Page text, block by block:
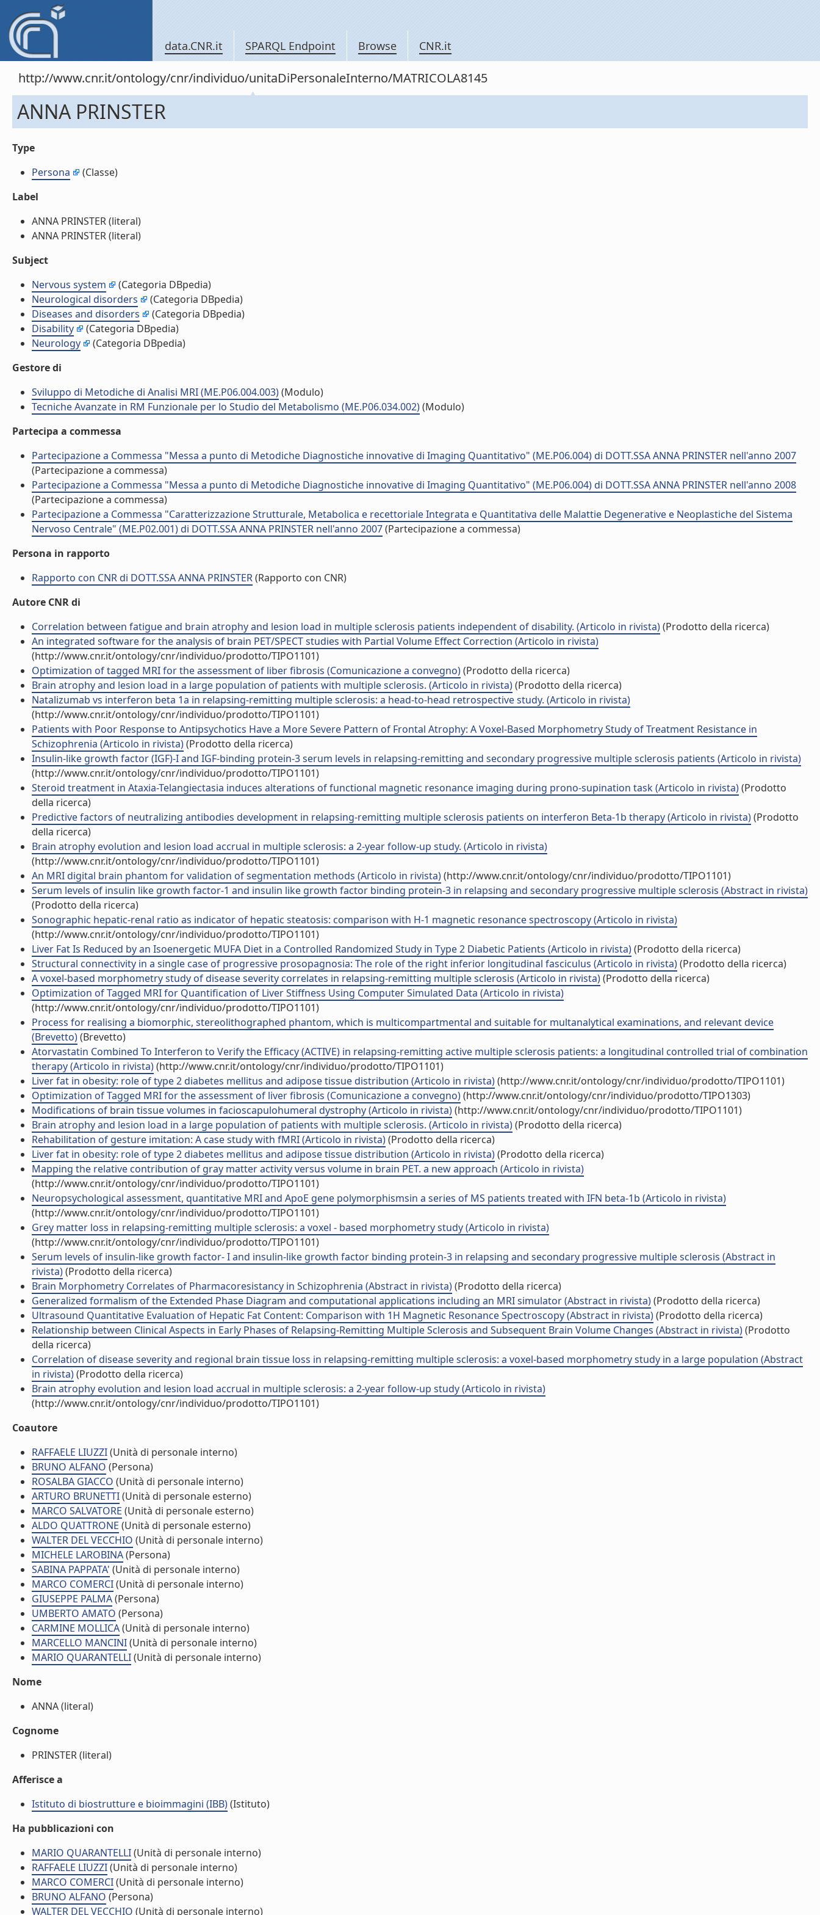
data.CNR.it SPARQL Endpoint Browse CNR.it
http://www.cnr.it/ontology/cnr/individuo/unitaDiPersonaleInterno/MATRICOLA8145
ANNA PRINSTER
Type
Persona
(Classe)
Label
ANNA PRINSTER (literal)
ANNA PRINSTER (literal)
Subject
Nervous system
(Categoria DBpedia)
Neurological disorders
(Categoria DBpedia)
Diseases and disorders
(Categoria DBpedia)
Disability
(Categoria DBpedia)
Neurology
(Categoria DBpedia)
Gestore di
Sviluppo di Metodiche di Analisi MRI (ME.P06.004.003)(Modulo)
Tecniche Avanzate in RM Funzionale per lo Studio del Metabolismo (ME.P06.034.002)(Modulo)
Partecipa a commessa
Partecipazione a Commessa "Messa a punto di Metodiche Diagnostiche innovative di Imaging Quantitativo" (ME.P06.004) di DOTT.SSA ANNA PRINSTER nell'anno 2007
(Partecipazione a commessa)
Partecipazione a Commessa "Messa a punto di Metodiche Diagnostiche innovative di Imaging Quantitativo" (ME.P06.004) di DOTT.SSA ANNA PRINSTER nell'anno 2008
(Partecipazione a commessa)
Partecipazione a Commessa "Caratterizzazione Strutturale, Metabolica e recettoriale Integrata e Quantitativa delle Malattie Degenerative e Neoplastiche del Sistema
Nervoso Centrale" (ME.P02.001) di DOTT.SSA ANNA PRINSTER nell'anno 2007(Partecipazione a commessa)
Persona in rapporto
Rapporto con CNR di DOTT.SSA ANNA PRINSTER(Rapporto con CNR)
Autore CNR di
Correlation between fatigue and brain atrophy and lesion load in multiple sclerosis patients independent of disability. (Articolo in rivista)(Prodotto della ricerca)
An integrated software for the analysis of brain PET/SPECT studies with Partial Volume Effect Correction (Articolo in rivista)
(http://www.cnr.it/ontology/cnr/individuo/prodotto/TIPO1101)
Optimization of tagged MRI for the assessment of liber fibrosis (Comunicazione a convegno)(Prodotto della ricerca)
Brain atrophy and lesion load in a large population of patients with multiple sclerosis. (Articolo in rivista)(Prodotto della ricerca)
Natalizumab vs interferon beta 1a in relapsing-remitting multiple sclerosis: a head-to-head retrospective study. (Articolo in rivista)
(http://www.cnr.it/ontology/cnr/individuo/prodotto/TIPO1101)
Patients with Poor Response to Antipsychotics Have a More Severe Pattern of Frontal Atrophy: A Voxel-Based Morphometry Study of Treatment Resistance in
Schizophrenia (Articolo in rivista)(Prodotto della ricerca)
Insulin-like growth factor (IGF)-I and IGF-binding protein-3 serum levels in relapsing-remitting and secondary progressive multiple sclerosis patients (Articolo in rivista)
(http://www.cnr.it/ontology/cnr/individuo/prodotto/TIPO1101)
Steroid treatment in Ataxia-Telangiectasia induces alterations of functional magnetic resonance imaging during prono-supination task (Articolo in rivista)(Prodotto
della ricerca)
Predictive factors of neutralizing antibodies development in relapsing-remitting multiple sclerosis patients on interferon Beta-1b therapy (Articolo in rivista)(Prodotto
della ricerca)
Brain atrophy evolution and lesion load accrual in multiple sclerosis: a 2-year follow-up study. (Articolo in rivista)
(http://www.cnr.it/ontology/cnr/individuo/prodotto/TIPO1101)
An MRI digital brain phantom for validation of segmentation methods (Articolo in rivista)(http://www.cnr.it/ontology/cnr/individuo/prodotto/TIPO1101)
Serum levels of insulin like growth factor-1 and insulin like growth factor binding protein-3 in relapsing and secondary progressive multiple sclerosis (Abstract in rivista)
(Prodotto della ricerca)
Sonographic hepatic-renal ratio as indicator of hepatic steatosis: comparison with H-1 magnetic resonance spectroscopy (Articolo in rivista)
(http://www.cnr.it/ontology/cnr/individuo/prodotto/TIPO1101)
Liver Fat Is Reduced by an Isoenergetic MUFA Diet in a Controlled Randomized Study in Type 2 Diabetic Patients (Articolo in rivista)(Prodotto della ricerca)
Structural connectivity in a single case of progressive prosopagnosia: The role of the right inferior longitudinal fasciculus (Articolo in rivista)(Prodotto della ricerca)
A voxel-based morphometry study of disease severity correlates in relapsing-remitting multiple sclerosis (Articolo in rivista)(Prodotto della ricerca)
Optimization of Tagged MRI for Quantification of Liver Stiffness Using Computer Simulated Data (Articolo in rivista)
(http://www.cnr.it/ontology/cnr/individuo/prodotto/TIPO1101)
Process for realising a biomorphic, stereolithographed phantom, which is multicompartmental and suitable for multanalytical examinations, and relevant device
(Brevetto)(Brevetto)
Atorvastatin Combined To Interferon to Verify the Efficacy (ACTIVE) in relapsing-remitting active multiple sclerosis patients: a longitudinal controlled trial of combination
therapy (Articolo in rivista)(http://www.cnr.it/ontology/cnr/individuo/prodotto/TIPO1101)
Liver fat in obesity: role of type 2 diabetes mellitus and adipose tissue distribution (Articolo in rivista)(http://www.cnr.it/ontology/cnr/individuo/prodotto/TIPO1101)
Optimization of Tagged MRI for the assessment of liver fibrosis (Comunicazione a convegno)(http://www.cnr.it/ontology/cnr/individuo/prodotto/TIPO1303)
Modifications of brain tissue volumes in facioscapulohumeral dystrophy (Articolo in rivista)(http://www.cnr.it/ontology/cnr/individuo/prodotto/TIPO1101)
Brain atrophy and lesion load in a large population of patients with multiple sclerosis. (Articolo in rivista)(Prodotto della ricerca)
Rehabilitation of gesture imitation: A case study with fMRI (Articolo in rivista)(Prodotto della ricerca)
Liver fat in obesity: role of type 2 diabetes mellitus and adipose tissue distribution (Articolo in rivista)(Prodotto della ricerca)
Mapping the relative contribution of gray matter activity versus volume in brain PET. a new approach (Articolo in rivista)
(http://www.cnr.it/ontology/cnr/individuo/prodotto/TIPO1101)
Neuropsychological assessment, quantitative MRI and ApoE gene polymorphismsin a series of MS patients treated with IFN beta-1b (Articolo in rivista)
(http://www.cnr.it/ontology/cnr/individuo/prodotto/TIPO1101)
Grey matter loss in relapsing-remitting multiple sclerosis: a voxel - based morphometry study (Articolo in rivista)
(http://www.cnr.it/ontology/cnr/individuo/prodotto/TIPO1101)
Serum levels of insulin-like growth factor- I and insulin-like growth factor binding protein-3 in relapsing and secondary progressive multiple sclerosis (Abstract in
rivista)(Prodotto della ricerca)
Brain Morphometry Correlates of Pharmacoresistancy in Schizophrenia (Abstract in rivista)(Prodotto della ricerca)
Generalized formalism of the Extended Phase Diagram and computational applications including an MRI simulator (Abstract in rivista)(Prodotto della ricerca)
Ultrasound Quantitative Evaluation of Hepatic Fat Content: Comparison with 1H Magnetic Resonance Spectroscopy (Abstract in rivista)(Prodotto della ricerca)
Relationship between Clinical Aspects in Early Phases of Relapsing-Remitting Multiple Sclerosis and Subsequent Brain Volume Changes (Abstract in rivista)(Prodotto
della ricerca)
Correlation of disease severity and regional brain tissue loss in relapsing-remitting multiple sclerosis: a voxel-based morphometry study in a large population (Abstract
in rivista)(Prodotto della ricerca)
Brain atrophy evolution and lesion load accrual in multiple sclerosis: a 2-year follow-up study (Articolo in rivista)
(http://www.cnr.it/ontology/cnr/individuo/prodotto/TIPO1101)
Coautore
RAFFAELE LIUZZI(Unità di personale interno)
BRUNO ALFANO (Persona)
ROSALBA GIACCO (Unità di personale interno)
ARTURO BRUNETTI(Unità di personale esterno)
MARCO SALVATORE (Unità di personale esterno)
ALDO QUATTRONE (Unità di personale esterno)
WALTER DEL VECCHIO (Unità di personale interno)
MICHELE LAROBINA(Persona)
SABINA PAPPATA' (Unità di personale interno)
MARCO COMERCI(Unità di personale interno)
GIUSEPPE PALMA(Persona)
UMBERTO AMATO (Persona)
CARMINE MOLLICA(Unità di personale interno)
MARCELLO MANCINI(Unità di personale interno)
MARIO QUARANTELLI(Unità di personale interno)
Nome
ANNA (literal)
Cognome
PRINSTER (literal)
Afferisce a
Istituto di biostrutture e bioimmagini (IBB)(Istituto)
Ha pubblicazioni con
MARIO QUARANTELLI(Unità di personale interno)
RAFFAELE LIUZZI(Unità di personale interno)
MARCO COMERCI(Unità di personale interno)
BRUNO ALFANO (Persona)
WALTER DEL VECCHIO (Unità di personale interno)